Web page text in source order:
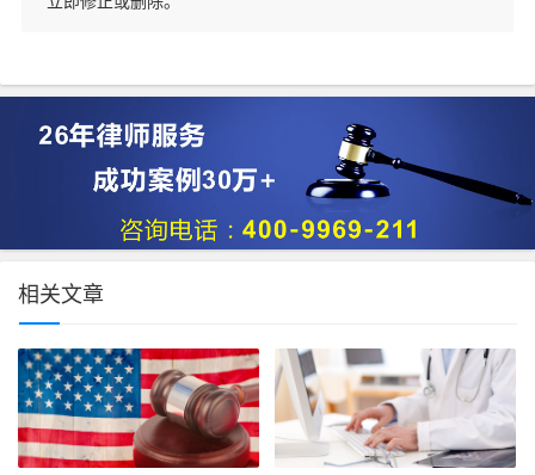
相关文章